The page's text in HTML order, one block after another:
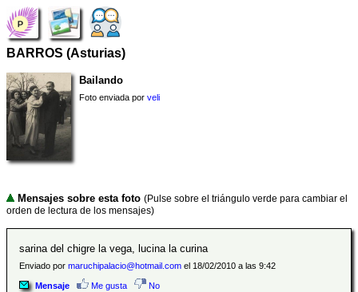
BARROS (Asturias)
Bailando
Foto enviada porveli
Mensajes sobre esta foto (Pulse sobre el triángulo verde para cambiar el
orden de lectura de los mensajes)
sarina del chigre la vega, lucina la curina
Enviado por maruchipalacio@hotmail.com el 18/02/2010 a las 9:42
Mensaje Me gusta No